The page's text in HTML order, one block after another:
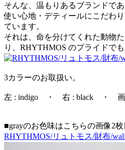
そんな、温もりあるブランドで
使い心地・デティールにこだわ
ています。
それは、命を分けてくれた動物
り、RHYTHMOS のプライドでも
3カラーのお取扱い。
左 : indigo ・ 右 : black ・ 画
■grayのお色味はこちらの画像2枚
RHYTHMOS/リュトモス/財布/